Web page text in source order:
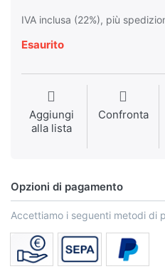
IVA inclusa (22%), più
Esaurito
Aggiungi
alla lista
Confronta
Opzioni di pagamento
Accettiamo i seguenti metodi di